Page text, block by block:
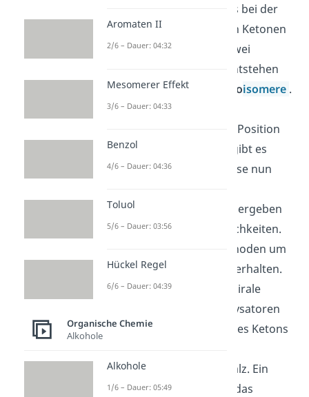
Du solltest beachten, dass bei der
Wahl von asymmetrischen Ketonen
als acide Komponenten zwei
entstehen
können, sogenannte
Regioisomere .
Das liegt daran, dass das
-Position
angegriffen wird. Davon gibt es
jedoch zwei und wenn diese nun
Kohlenstoffketten haben, ergeben
sich 2 Konstitutionsmöglichkeiten.
Es gibt verschiedene Methoden um
nur eines der Isomere zu erhalten.
Zum Beispiel kann man chirale
Organo- oder Metallkatalysatoren
verwenden oder anstatt des Ketons
entsprechende Iminiumsalz. Ein
typisches Beispiel ist hier das
Aromaten II
2/6 – Dauer: 04:32
Mesomerer Effekt
3/6 – Dauer: 04:33
Benzol
4/6 – Dauer: 04:36
Toluol
5/6 – Dauer: 03:56
Hückel Regel
6/6 – Dauer: 04:39
Organische Chemie
Alkohole
Alkohole
1/6 – Dauer: 05:49